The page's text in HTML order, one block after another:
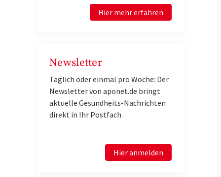
Hier mehr erfahren
Newsletter
Täglich oder einmal pro Woche: Der
Newsletter von aponet.de bringt
aktuelle Gesundheits-Nachrichten
direkt in Ihr Postfach.
Hier anmelden